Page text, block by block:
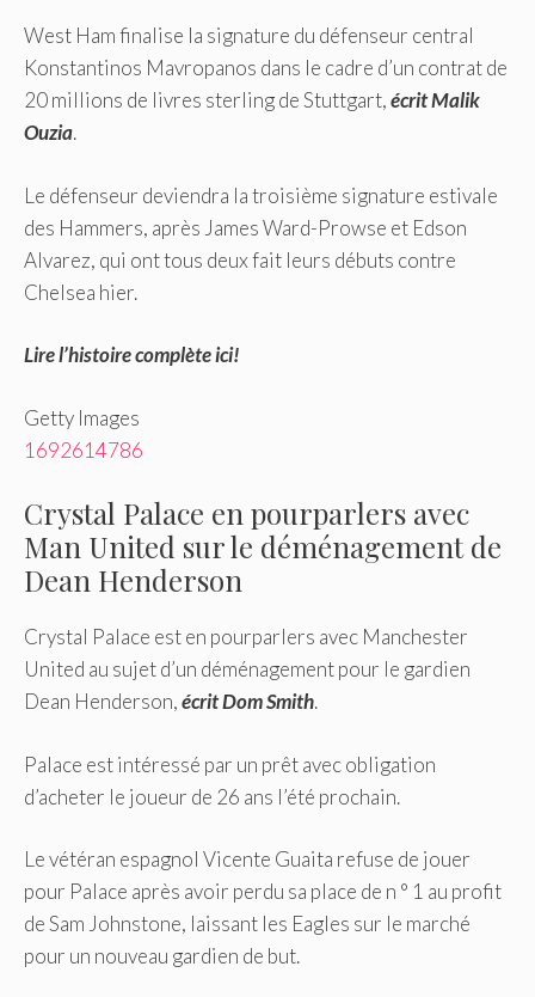
West Ham finalise la signature du défenseur central
Konstantinos Mavropanos dans le cadre d’un contrat de
20 millions de livres sterling de Stuttgart,écrit Malik
Ouzia.
Le défenseur deviendra la troisième signature estivale
des Hammers, après James Ward-Prowse et Edson
Alvarez, qui ont tous deux fait leurs débuts contre
Chelsea hier.
Lire l’histoire complète ici!
Getty Images
1692614786
Crystal Palace en pourparlers avec
Man United sur le déménagement de
Dean Henderson
Crystal Palace est en pourparlers avec Manchester
United au sujet d’un déménagement pour le gardien
Dean Henderson,écrit Dom Smith.
Palace est intéressé par un prêt avec obligation
d’acheter le joueur de 26 ans l’été prochain.
Le vétéran espagnol Vicente Guaita refuse de jouer
pour Palace après avoir perdu sa place de n ° 1 au profit
de Sam Johnstone, laissant les Eagles sur le marché
pour un nouveau gardien de but.